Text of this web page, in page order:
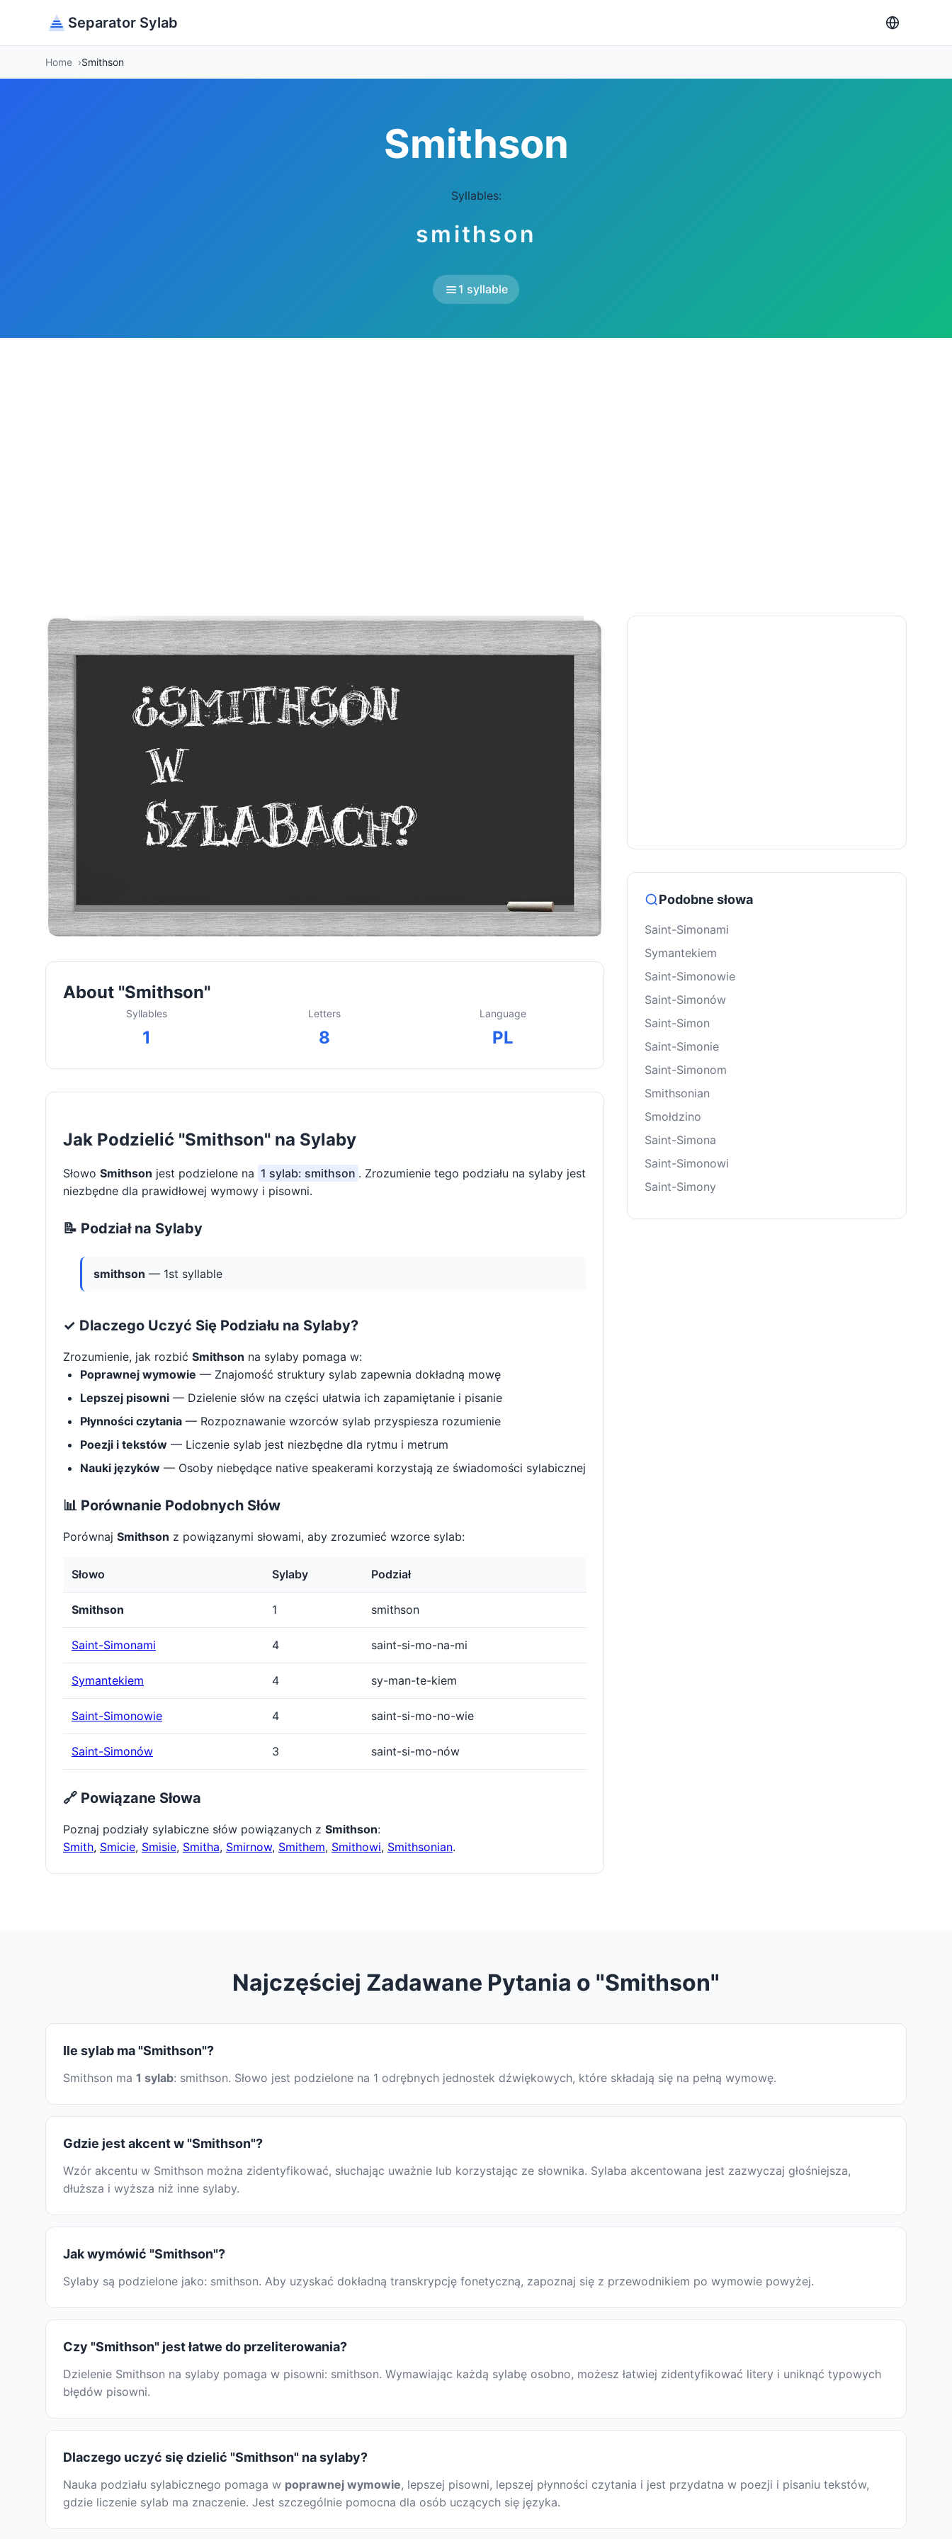
Separator Sylab
Home Smithson
Smithson
Syllables:
smithson
1 syllable
About "Smithson"
Syllables
1
Letters
8
Language
PL
Jak Podzielić "Smithson" na Sylaby
Słowo Smithson jest podzielone na 1 sylab: smithson . Zrozumienie tego podziału na sylaby jest
niezbędne dla prawidłowej wymowy i pisowni.
📝 Podział na Sylaby
smithson — 1st syllable
✓ Dlaczego Uczyć Się Podziału na Sylaby?
Zrozumienie, jak rozbić Smithson na sylaby pomaga w:
Poprawnej wymowie — Znajomość struktury sylab zapewnia dokładną mowę
Lepszej pisowni — Dzielenie słów na części ułatwia ich zapamiętanie i pisanie
Płynności czytania — Rozpoznawanie wzorców sylab przyspiesza rozumienie
Poezji i tekstów — Liczenie sylab jest niezbędne dla rytmu i metrum
Nauki języków — Osoby niebędące native speakerami korzystają ze świadomości sylabicznej
📊 Porównanie Podobnych Słów
Porównaj Smithson z powiązanymi słowami, aby zrozumieć wzorce sylab:
Słowo Sylaby Podział
Smithson 1 smithson
Saint-Simonami 4 saint-si-mo-na-mi
Symantekiem 4 sy-man-te-kiem
Saint-Simonowie 4 saint-si-mo-no-wie
Saint-Simonów 3 saint-si-mo-nów
🔗 Powiązane Słowa
Poznaj podziały sylabiczne słów powiązanych z Smithson:
Smith, Smicie, Smisie, Smitha, Smirnow, Smithem, Smithowi, Smithsonian.
Podobne słowa
Saint-Simonami
Symantekiem
Saint-Simonowie
Saint-Simonów
Saint-Simon
Saint-Simonie
Saint-Simonom
Smithsonian
Smołdzino
Saint-Simona
Saint-Simonowi
Saint-Simony
Najczęściej Zadawane Pytania o "Smithson"
Ile sylab ma "Smithson"?
Smithson ma 1 sylab: smithson. Słowo jest podzielone na 1 odrębnych jednostek dźwiękowych, które składają się na pełną wymowę.
Gdzie jest akcent w "Smithson"?
Wzór akcentu w Smithson można zidentyfikować, słuchając uważnie lub korzystając ze słownika. Sylaba akcentowana jest zazwyczaj głośniejsza,
dłuższa i wyższa niż inne sylaby.
Jak wymówić "Smithson"?
Sylaby są podzielone jako: smithson. Aby uzyskać dokładną transkrypcję fonetyczną, zapoznaj się z przewodnikiem po wymowie powyżej.
Czy "Smithson" jest łatwe do przeliterowania?
Dzielenie Smithson na sylaby pomaga w pisowni: smithson. Wymawiając każdą sylabę osobno, możesz łatwiej zidentyfikować litery i uniknąć typowych
błędów pisowni.
Dlaczego uczyć się dzielić "Smithson" na sylaby?
Nauka podziału sylabicznego pomaga w poprawnej wymowie, lepszej pisowni, lepszej płynności czytania i jest przydatna w poezji i pisaniu tekstów,
gdzie liczenie sylab ma znaczenie. Jest szczególnie pomocna dla osób uczących się języka.